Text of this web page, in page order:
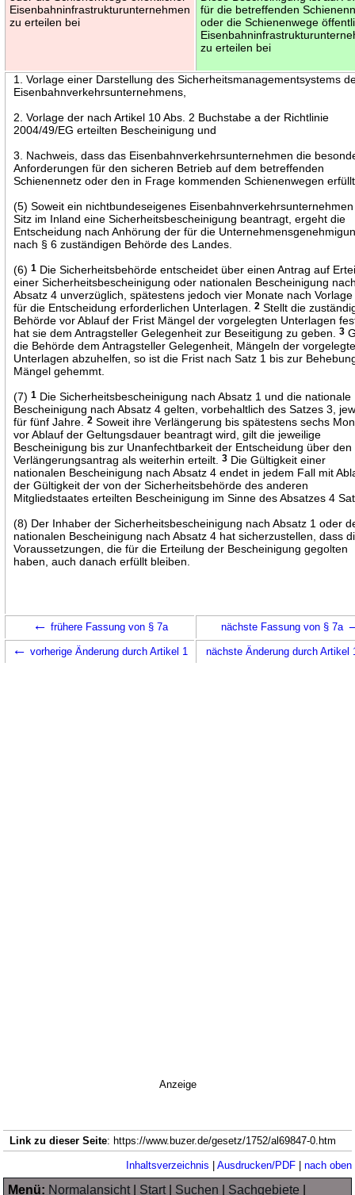
Eisenbahninfrastrukturunternehmen
zu erteilen bei
für die betreffenden
oder die Schienenwege
zu erteilen bei
1. Vorlage einer Darstellung des Sicherheitsmanagementsystems
Eisenbahnverkehrsunternehmens,
2. Vorlage der nach Artikel 10 Abs. 2 Buchstabe a der Richtlinie
2004/49/EG erteilten Bescheinigung und
3. Nachweis, dass das Eisenbahnverkehrsunternehmen die
Anforderungen für den sicheren Betrieb auf dem betreffenden
Schienennetz oder den in Frage kommenden Schienenwegen
(5) Soweit ein nichtbundeseigenes
Sitz im Inland eine Sicherheitsbescheinigung beantragt, ergeht die
Entscheidung nach Anhörung der für die
nach § 6 zuständigen Behörde des Landes.
(6)1 Die Sicherheitsbehörde entscheidet über einen Antrag auf
einer Sicherheitsbescheinigung oder nationalen Bescheinigung
Absatz 4 unverzüglich, spätestens jedoch vier Monate nach
für die Entscheidung erforderlichen Unterlagen.2 Stellt die
Behörde vor Ablauf der Frist Mängel der vorgelegten Unterlagen
hat sie dem Antragsteller Gelegenheit zur Beseitigung zu geben.3
die Behörde dem Antragsteller Gelegenheit, Mängeln der
Unterlagen abzuhelfen, so ist die Frist nach Satz 1 bis zur
Mängel gehemmt.
(7)1 Die Sicherheitsbescheinigung nach Absatz 1 und die nationale
Bescheinigung nach Absatz 4 gelten, vorbehaltlich des Satzes 3,
für fünf Jahre.2 Soweit ihre Verlängerung bis spätestens sechs
vor Ablauf der Geltungsdauer beantragt wird, gilt die jeweilige
Bescheinigung bis zur Unanfechtbarkeit der Entscheidung über den
Verlängerungsantrag als weiterhin erteilt.3 Die Gültigkeit einer
nationalen Bescheinigung nach Absatz 4 endet in jedem Fall mit
der Gültigkeit der von der Sicherheitsbehörde des anderen
Mitgliedstaates erteilten Bescheinigung im Sinne des Absatzes 4
(8) Der Inhaber der Sicherheitsbescheinigung nach Absatz 1 oder
nationalen Bescheinigung nach Absatz 4 hat sicherzustellen, dass
Voraussetzungen, die für die Erteilung der Bescheinigung gegolten
haben, auch danach erfüllt bleiben.
← frühere Fassung von § 7a nächste Fassung von § 7a
← vorherige Änderung durch Artikel 1 nächste Änderung durch Artikel
Anzeige
Link zu dieser Seite: https://www.buzer.de/gesetz/1752/al69847-0.htm
Inhaltsverzeichnis | Ausdrucken/PDF| nach oben
Menü: Normalansicht| Start| Suchen Sachgebiete